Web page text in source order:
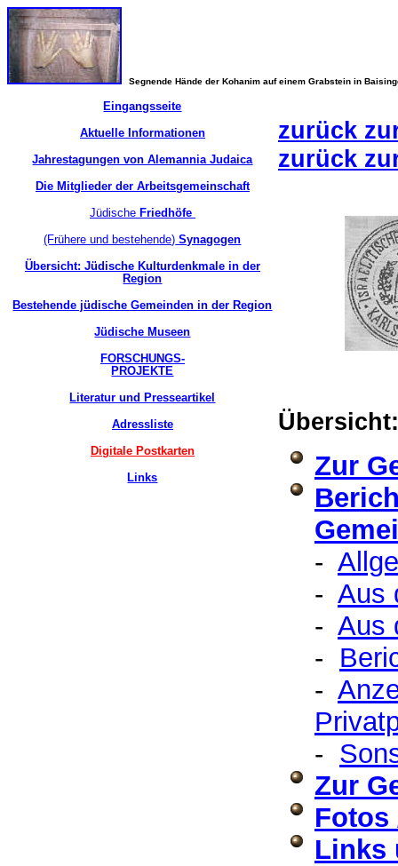
Segnende Hände der Kohanim auf einem Grabstein in
Eingangsseite
Aktuelle Informationen
Jahrestagungen von Alemannia Judaica
Die Mitglieder der Arbeitsgemeinschaft
Jüdische Friedhöfe
(Frühere und bestehende) Synagogen
Übersicht: Jüdische Kulturdenkmale in der
Region
Bestehende jüdische Gemeinden in der Region
Jüdische Museen
FORSCHUNGS-
PROJEKTE
Literatur und Presseartikel
Adressliste
Digitale Postkarten
Links
zurück
zurück
Übersicht:
Zur
-
- Aus
- Aus
-
-
-
Zur
Fotos
Links